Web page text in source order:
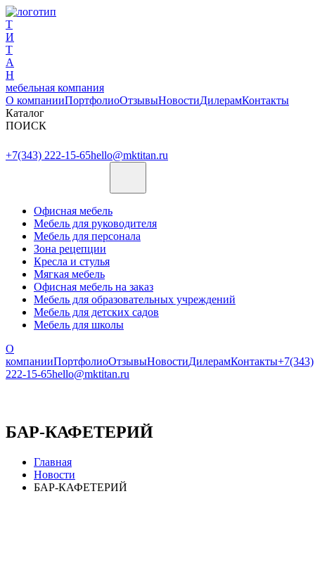
Т
И
Т
А
Н
мебельная компания
О компанииПортфолиоОтзывыНовостиДилерамКонтакты
Каталог
ПОИСК
+7(343) 222-15-65hello@mktitan.ru
Офисная мебель
Мебель для руководителя
Мебель для персонала
Зона рецепции
Кресла и стулья
Мягкая мебель
Офисная мебель на заказ
Мебель для образовательных учреждений
Мебель для детских садов
Мебель для школы
О
компанииПортфолиоОтзывыНовостиДилерамКонтакты+7(343)
222-15-65hello@mktitan.ru
БАР-КАФЕТЕРИЙ
Главная
Новости
БАР-КАФЕТЕРИЙ